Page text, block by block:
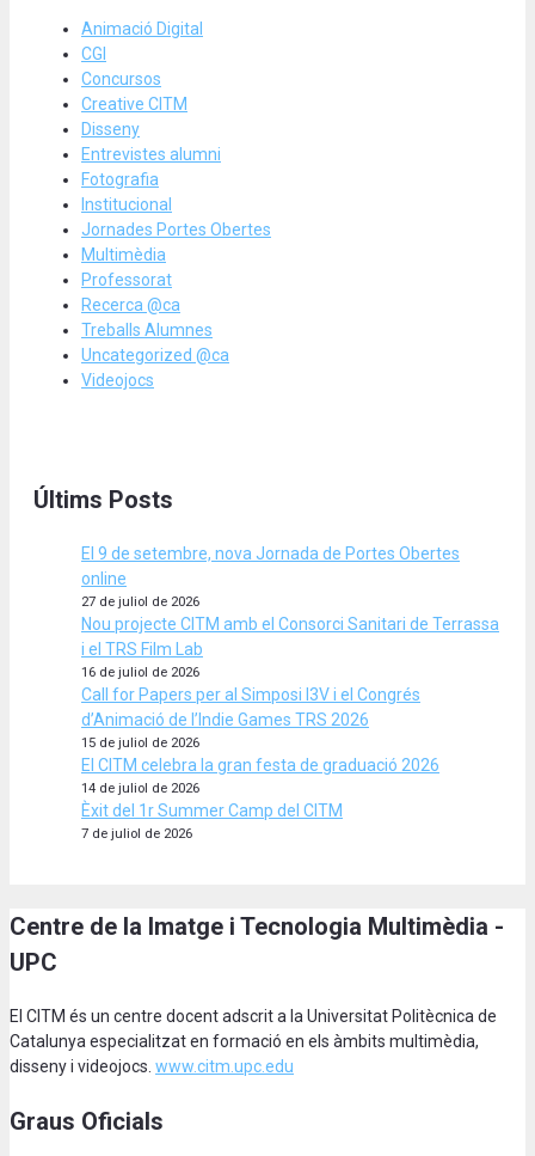
Animació Digital
CGI
Concursos
Creative CITM
Disseny
Entrevistes alumni
Fotografia
Institucional
Jornades Portes Obertes
Multimèdia
Professorat
Recerca @ca
Treballs Alumnes
Uncategorized @ca
Videojocs
Últims Posts
El 9 de setembre, nova Jornada de Portes Obertes
online
27 de juliol de 2026
Nou projecte CITM amb el Consorci Sanitari de Terrassa
i el TRS Film Lab
16 de juliol de 2026
Call for Papers per al Simposi I3V i el Congrés
d’Animació de l’Indie Games TRS 2026
15 de juliol de 2026
El CITM celebra la gran festa de graduació 2026
14 de juliol de 2026
Èxit del 1r Summer Camp del CITM
7 de juliol de 2026
Centre de la Imatge i Tecnologia Multimèdia -
UPC
El CITM és un centre docent adscrit a la Universitat Politècnica de
Catalunya especialitzat en formació en els àmbits multimèdia,
disseny i videojocs. www.citm.upc.edu
Graus Oficials